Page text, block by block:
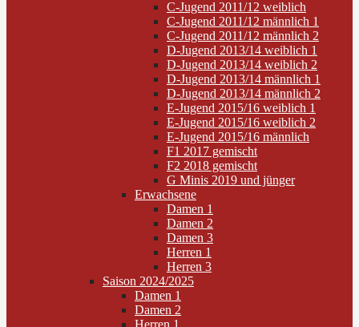
C-Jugend 2011/12 weiblich
C-Jugend 2011/12 männlich 1
C-Jugend 2011/12 männlich 2
D-Jugend 2013/14 weiblich 1
D-Jugend 2013/14 weiblich 2
D-Jugend 2013/14 männlich 1
D-Jugend 2013/14 männlich 2
E-Jugend 2015/16 weiblich 1
E-Jugend 2015/16 weiblich 2
E-Jugend 2015/16 männlich
F1 2017 gemischt
F2 2018 gemischt
G Minis 2019 und jünger
Erwachsene
Damen 1
Damen 2
Damen 3
Herren 1
Herren 3
Saison 2024/2025
Damen 1
Damen 2
Herren 1